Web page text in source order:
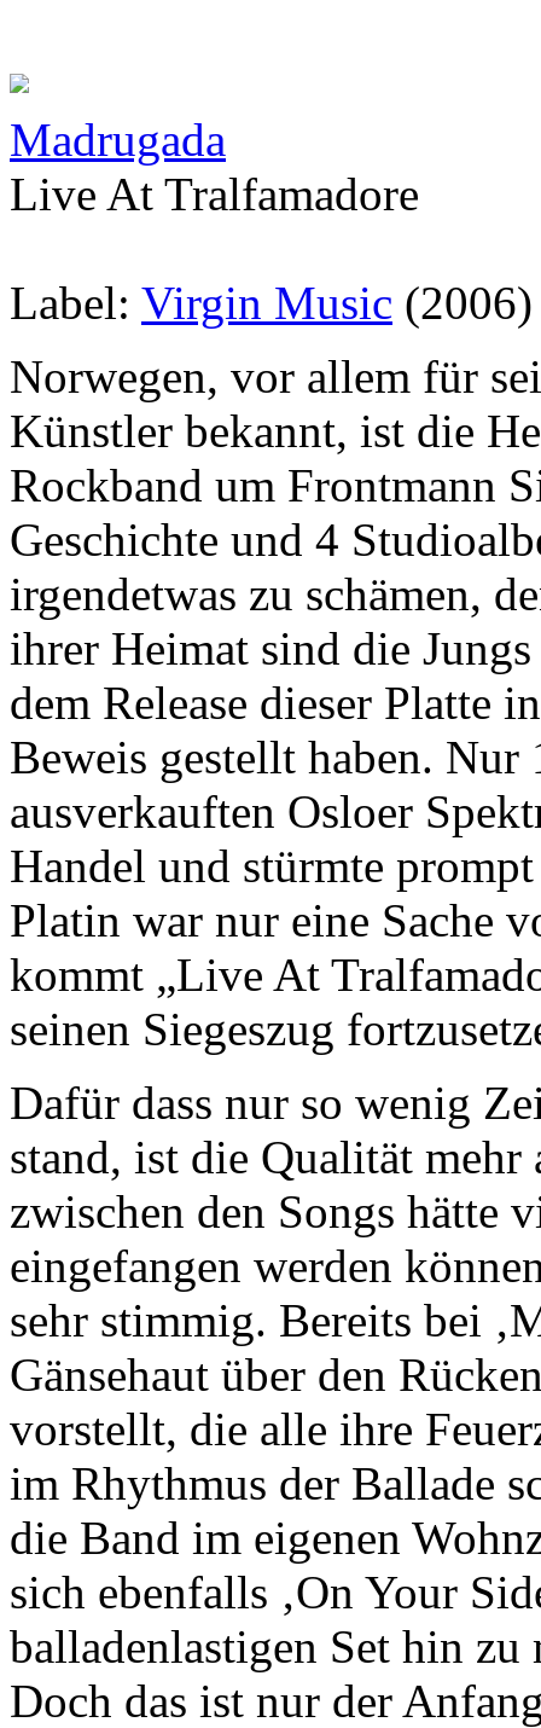
Madrugada
Live At Tralfamadore
Label: Virgin Music (2006)
Norwegen, vor allem für
Künstler bekannt, ist die
Rockband um Frontmann
Geschichte und 4
irgendetwas zu schämen,
ihrer Heimat sind die
dem Release dieser Platte
Beweis gestellt haben. Nur
ausverkauften Osloer
Handel und stürmte
Platin war nur eine Sache
kommt „Live At
seinen Siegeszug
Dafür dass nur so wenig
stand, ist die Qualität
zwischen den Songs hätte
eingefangen werden
sehr stimmig. Bereits bei
Gänsehaut über den
vorstellt, die alle ihre
im Rhythmus der Ballade
die Band im eigenen
sich ebenfalls ‚On Your
balladenlastigen Set hin
Doch das ist nur der